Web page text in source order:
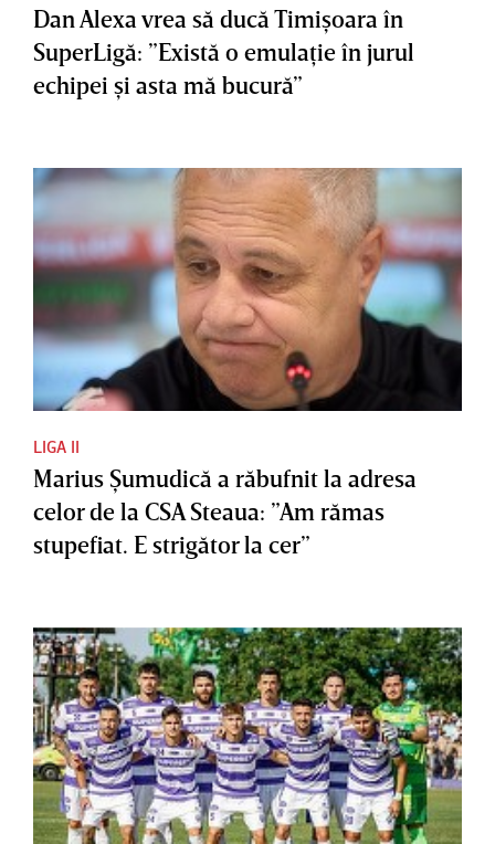
Dan Alexa vrea să ducă Timişoara în
SuperLigă: ”Există o emulaţie în jurul
echipei şi asta mă bucură”
LIGA II
Marius Şumudică a răbufnit la adresa
celor de la CSA Steaua: ”Am rămas
stupefiat. E strigător la cer”